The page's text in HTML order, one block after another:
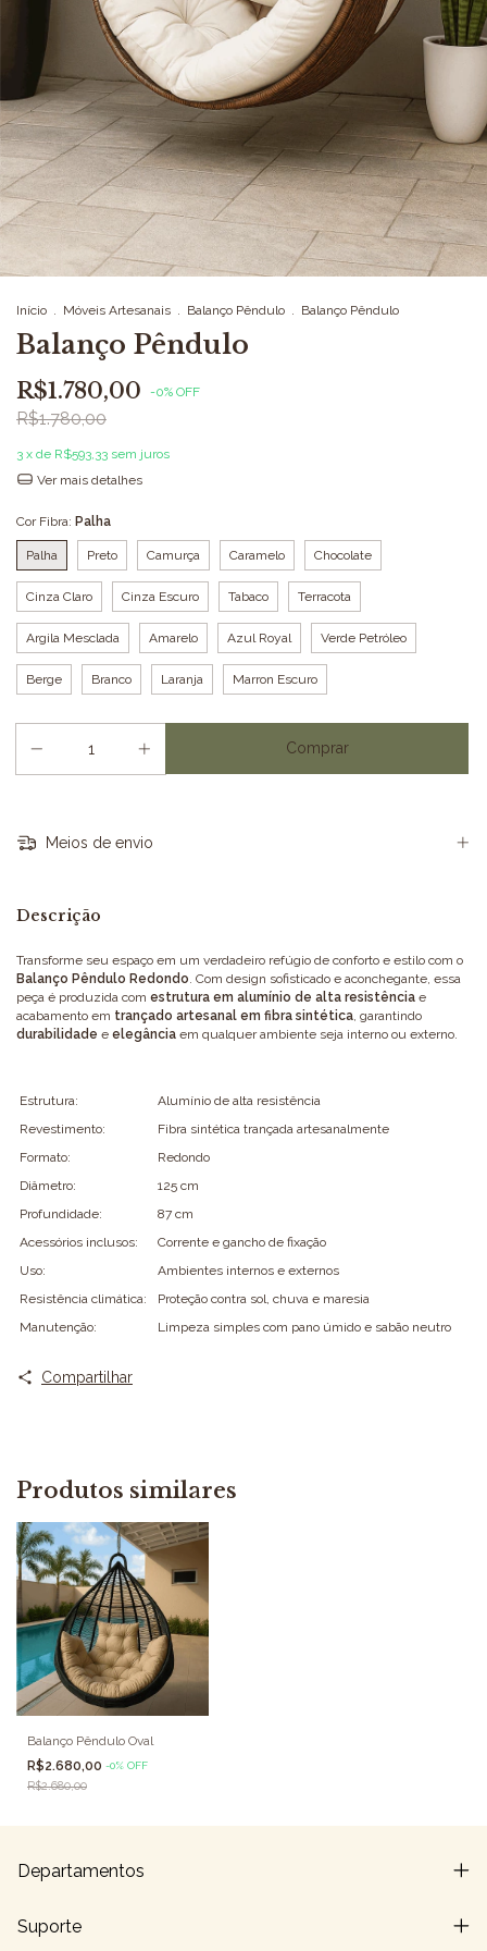
Início Móveis Artesanais Balanço Pêndulo Balanço Pêndulo
Balanço Pêndulo
R$1.780,00 -0% OFF
R$1.780,00
3 x de R$593,33 sem juros
Ver mais detalhes
Cor Fibra: Palha
Palha Preto Camurça Caramelo Chocolate
Cinza Claro Cinza Escuro Tabaco Terracota
Argila Mesclada Amarelo Azul Royal Verde Petróleo
Berge Branco Laranja Marron Escuro
Meios de envio
Descrição
Transforme seu espaço em um verdadeiro refúgio de conforto e estilo com o
Balanço Pêndulo Redondo. Com design sofisticado e aconchegante, essa
peça é produzida com estrutura em alumínio de alta resistência e
acabamento em trançado artesanal em fibra sintética, garantindo
durabilidade e elegância em qualquer ambiente seja interno ou externo.
Estrutura:
Alumínio de alta resistência
Revestimento:
Fibra sintética trançada artesanalmente
Formato:
Redondo
Diâmetro:
125 cm
Profundidade:
87 cm
Acessórios inclusos:
Corrente e gancho de fixação
Uso:
Ambientes internos e externos
Resistência climática:
Proteção contra sol, chuva e maresia
Manutenção:
Limpeza simples com pano úmido e sabão neutro
Compartilhar
Produtos similares
Balanço Pêndulo Oval
R$2.680,00 -0% OFF
R$2.680,00
Departamentos
Suporte